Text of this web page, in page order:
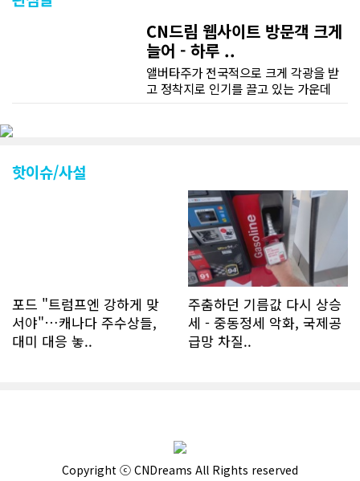
CN드림 웹사이트 방문객 크게
늘어 - 하루 ..
앨버타주가 전국적으로 크게 각광을 받
고 정착지로 인기를 끌고 있는 가운데
명에 달하며 133만건 조회수를 기록했
다. 1인당 방문수는 한달 32.25회이며
하루 평균 1.1회에 달해 거의 매일 본지
를 접속하고 있는 것으로 조사됐다. 한편
신규 회원 가입자수는 2~3년 전까지는
하루 평균 7명 정도였으나 최근 2~3월
에는 크게 늘어 하루 평균 11명에 달해
60% 증가했는데 (년간 4천명) 신규 가
입자의 절반 정도는 타주에서 이주를 검
토하고 있거나 갓 이주한 회원들로 나타
서 앞선 것으로 평가된다. 그 동안 본지
웹사이트에서는 인쇄매체를 고려해 기사
등재가 지연되곤 했으나 동포사회의 뜨
핫이슈/사설
포드 "트럼프엔 강하게 맞
서야"…캐나다 주수상들,
대미 대응 놓..
주춤하던 기름값 다시 상승
세 - 중동정세 악화, 국제공
급망 차질..
Copyright ⓒ CNDreams All Rights reserved